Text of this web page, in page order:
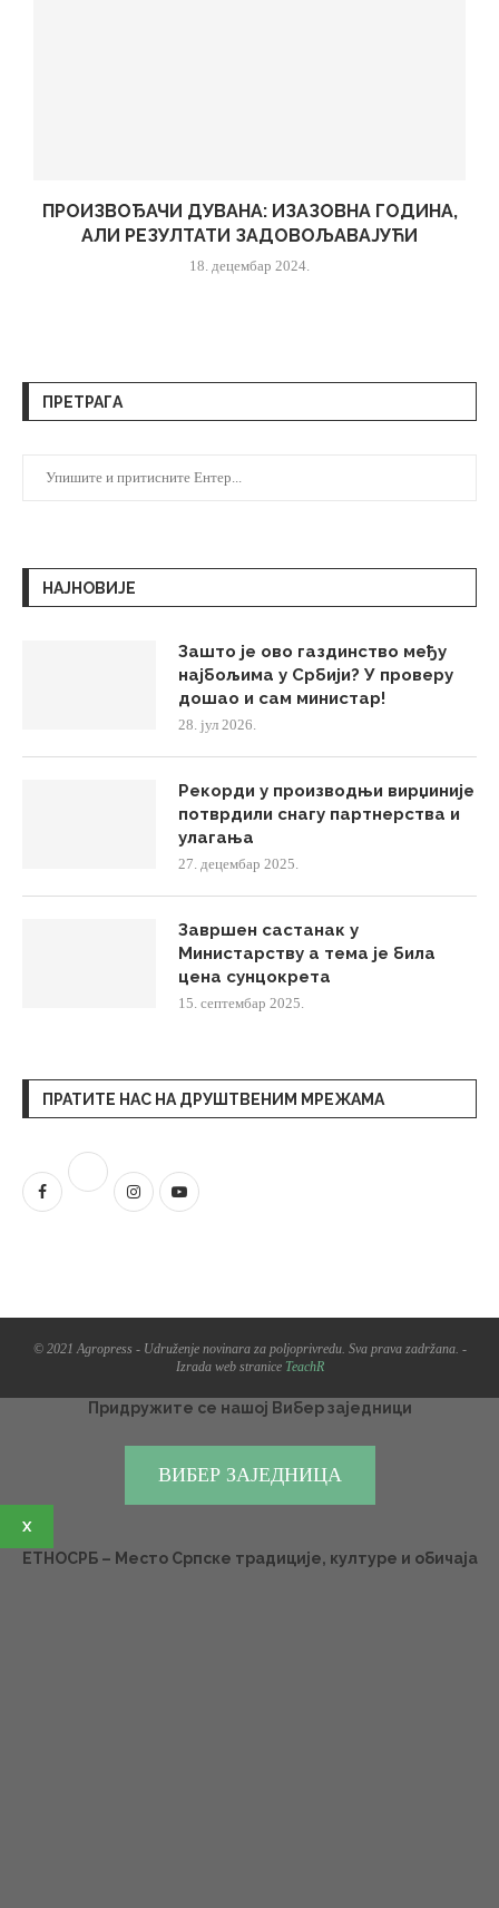
ПРОИЗВОЂАЧИ ДУВАНА: ИЗАЗОВНА ГОДИНА,
АЛИ РЕЗУЛТАТИ ЗАДОВОЉАВАЈУЋИ
18. децембар 2024.
ПРЕТРАГА
НАЈНОВИЈЕ
Зашто је ово газдинство међу
најбољима у Србији? У проверу
дошао и сам министар!
28. јул 2026.
Рекорди у производњи вирџиније
потврдили снагу партнерства и
улагања
27. децембар 2025.
Завршен састанак у
Министарству а тема је била
цена сунцокрета
15. септембар 2025.
ПРАТИТЕ НАС НА ДРУШТВЕНИМ МРЕЖАМА
© 2021 Agropress - Udruženje novinara za poljoprivredu. Sva prava zadržana. -
Izrada web stranice TeachR
Придружите се нашој Вибер заједници
ВИБЕР ЗАЈЕДНИЦА
X
ЕТНОСРБ – Место Српске традиције, културе и обичаја